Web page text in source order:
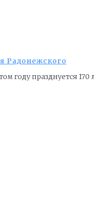
Радонежского
празднуется 170